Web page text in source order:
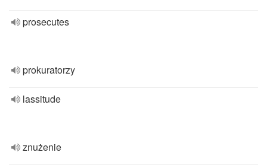
prosecutes
prokuratorzy
lassitude
znużenie